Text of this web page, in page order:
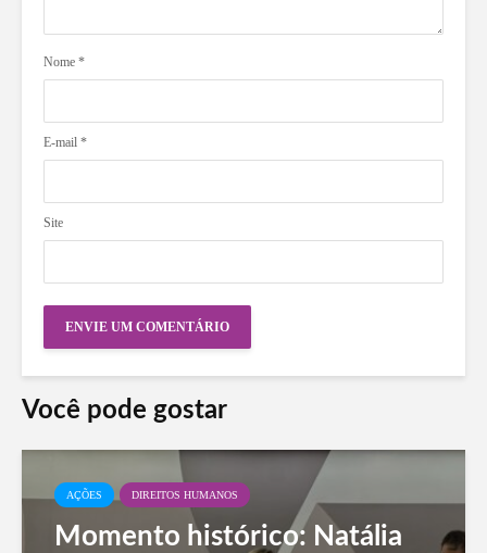
Nome *
E-mail *
Site
Você pode gostar
AÇÕES DIREITOS HUMANOS
Momento histórico: Natália